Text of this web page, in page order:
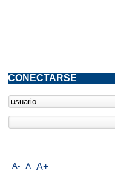
A- A A+
CONECTARSE